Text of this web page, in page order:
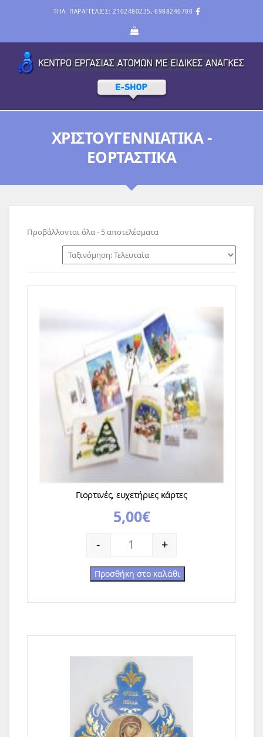
ΤΗΛ. ΠΑΡΑΓΓΕΛΙΕΣ: 2102480235, 6988246700
ΧΡΙΣΤΟΥΓΕΝΝΙΑΤΙΚΑ -
ΕΟΡΤΑΣΤΙΚΑ
Προβάλλονται όλα - 5 αποτελέσματα
Γιορτινές, ευχετήριες κάρτες
5,00€
Γιορτινές, ευχετήριες κάρτες ποσότητα
- +
Προσθήκη στο καλάθι